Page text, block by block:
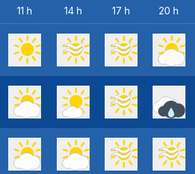
11 h 14 h 17 h 20 h